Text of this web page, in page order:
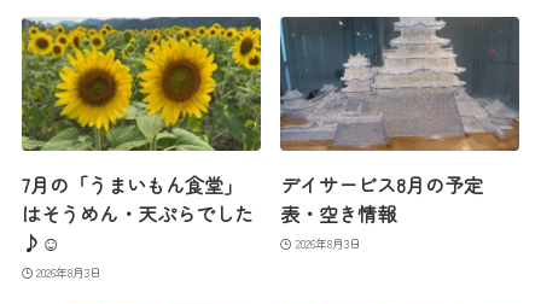
7月の「うまいもん食堂」
はそうめん・天ぷらでした
♪☺
2026年8月3日
デイサービス8月の予定
表・空き情報
2026年8月3日